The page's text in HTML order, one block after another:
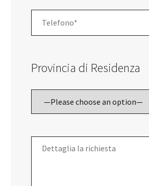
Provincia di Residenza